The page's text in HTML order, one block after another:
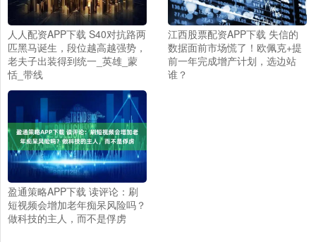
人人配资APP下载 S40对抗路两
匹黑马诞生，段位越高越强势，
老夫子出装得到统一_英雄_蒙
恬_带线
江西股票配资APP下载 失信的
数据面前市场慌了！欧佩克+提
前一年完成增产计划，选边站
谁？
盈通策略APP下载 读评论：刷
短视频会增加老年痴呆风险吗？
做科技的主人，而不是俘虏